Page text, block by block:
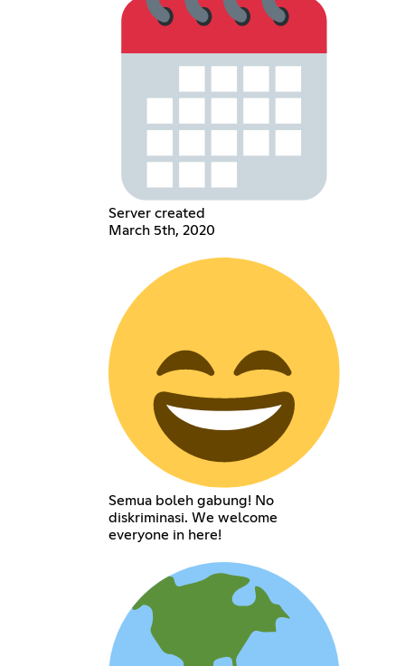
Server created
March 5th, 2020
Semua boleh gabung! No
diskriminasi. We welcome
everyone in here!